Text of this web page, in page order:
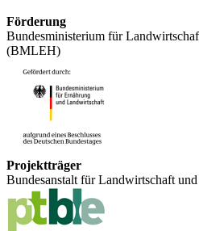
Förderung
Bundesministerium für
(BMLEH)
Projektträger
Bundesanstalt für Landwirtschaft